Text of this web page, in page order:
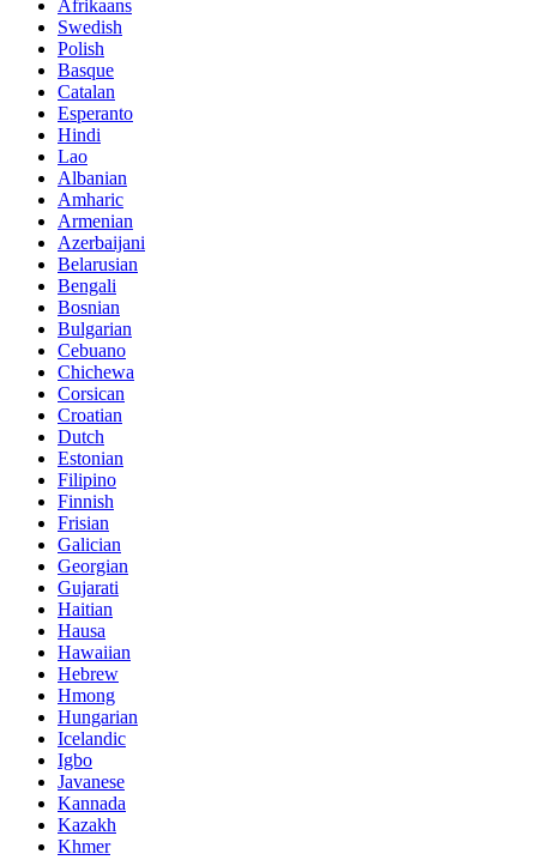
Afrikaans
Swedish
Polish
Basque
Catalan
Esperanto
Hindi
Lao
Albanian
Amharic
Armenian
Azerbaijani
Belarusian
Bengali
Bosnian
Bulgarian
Cebuano
Chichewa
Corsican
Croatian
Dutch
Estonian
Filipino
Finnish
Frisian
Galician
Georgian
Gujarati
Haitian
Hausa
Hawaiian
Hebrew
Hmong
Hungarian
Icelandic
Igbo
Javanese
Kannada
Kazakh
Khmer